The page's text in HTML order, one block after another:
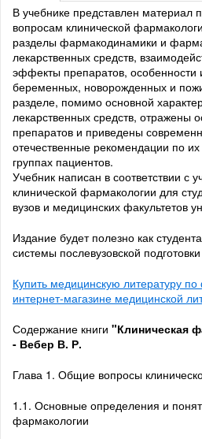
В учебнике представлен
вопросам клинической
разделы фармакодинамики и
лекарственных средств,
эффекты препаратов, особенности
беременных, новорожденных и
разделе, помимо основной
лекарственных средств, отражены
препаратов и приведены
отечественные рекомендации по
группах пациентов.
Учебник написан в соответствии с
клинической фармакологии для
вузов и медицинских факультетов
Издание будет полезно как
системы послевузовской
Купить медицинскую литературу
интернет-магазине медицинской
Содержание книги "Клиническая
- Вебер В. Р.
Глава 1. Общие вопросы
1.1. Основные определения и
фармакологии